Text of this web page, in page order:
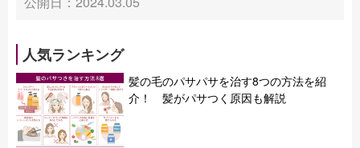
人気ランキング
髪の毛のパサパサを治す8つの方法を紹
介！ 髪がパサつく原因も解説